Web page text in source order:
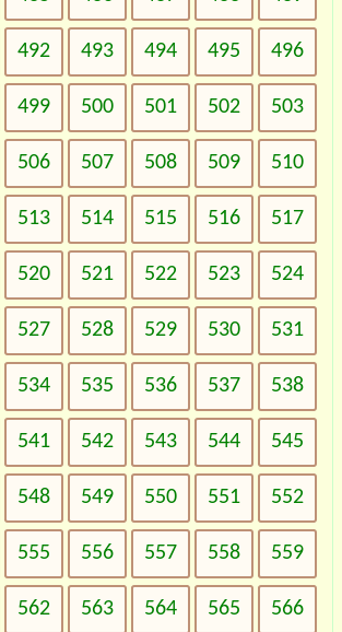
492 493 494 495 496
499 500 501 502 503
506 507 508 509 510
513 514 515 516 517
520 521 522 523 524
527 528 529 530 531
534 535 536 537 538
541 542 543 544 545
548 549 550 551 552
555 556 557 558 559
562 563 564 565 566